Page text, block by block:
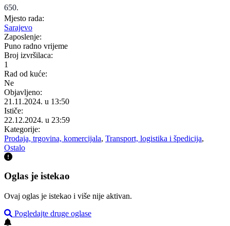
650.
Mjesto rada:
Sarajevo
Zaposlenje:
Puno radno vrijeme
Broj izvršilaca:
1
Rad od kuće:
Ne
Objavljeno:
21.11.2024. u 13:50
Ističe:
22.12.2024. u 23:59
Kategorije:
Prodaja, trgovina, komercijala, Transport, logistika i špedicija,
Ostalo
Oglas je istekao
Ovaj oglas je istekao i više nije aktivan.
Pogledajte druge oglase